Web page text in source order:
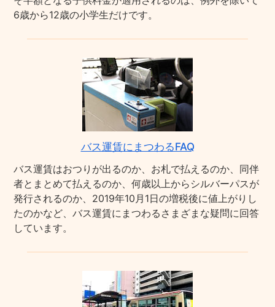
6歳から12歳の小学生だけです。
バス運賃にまつわるFAQ
バス運賃はおつりが出るのか、お札で払えるのか、同伴
者とまとめて払えるのか、何歳以上からシルバーパスが
発行されるのか、2019年10月1日の増税後に値上がりし
たのかなど、バス運賃にまつわるさまざまな疑問に回答
しています。